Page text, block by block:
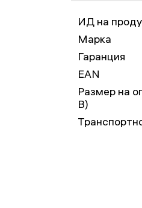
ИД на
Марка
Гаранция
EAN
Размер на
В)